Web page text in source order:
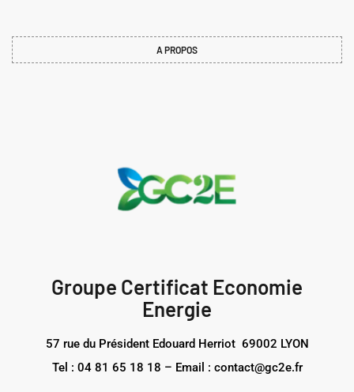
A PROPOS
Groupe Certificat Economie
Energie
57 rue du Président Edouard Herriot 69002 LYON
Tel : 04 81 65 18 18 – Email : contact@gc2e.fr